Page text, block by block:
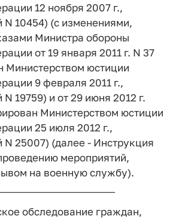
12 ноября 2007 г.,
N 10454) (с изменениями,
Министра обороны
от 19 января 2011 г. N 37
Министерством юстиции
9 февраля 2011 г.,
19759) и от 29 июня 2012 г.
Министерством юстиции
25 июля 2012 г.,
N 25007) (далее - Инструкция
мероприятий,
на военную службу).
обследование граждан,